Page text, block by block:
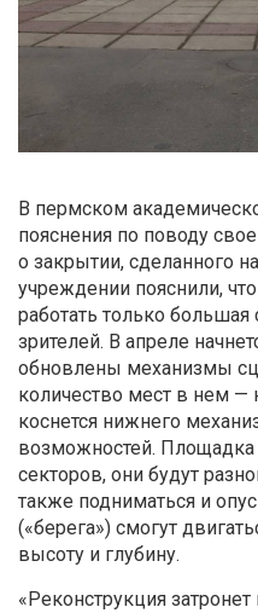
В пермском
пояснения по поводу
о закрытии, сделанного
учреждении пояснили,
работать только большая
зрителей. В апреле
обновлены механизмы
количество мест в нем —
коснется нижнего
возможностей. Площадка
секторов, они будут
также подниматься и
(«берега») смогут
высоту и глубину.
«Реконструкция